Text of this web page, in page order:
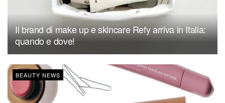
Il brand di make up e skincare Refy arriva in Italia:
quando e dove!
BEAUTY NEWS